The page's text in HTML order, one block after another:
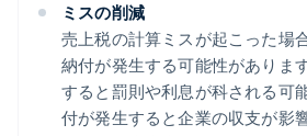
ミスの削減
売上税の計算ミスが起こった場
納付が発生する可能性がありま
すると罰則や利息が科される可
付が発生すると企業の収支が影